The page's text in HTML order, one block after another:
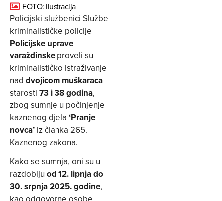
FOTO: ilustracija
Policijski službenici Službe
kriminalističke policije
Policijske uprave
varaždinske proveli su
kriminalističko istraživanje
nad dvojicom muškaraca
starosti 73 i 38 godina,
zbog sumnje u počinjenje
kaznenog djela ‘Pranje
novca’ iz članka 265.
Kaznenog zakona.
Kako se sumnja, oni su u
razdoblju od 12. lipnja do
30. srpnja 2025. godine,
kao odgovorne osobe